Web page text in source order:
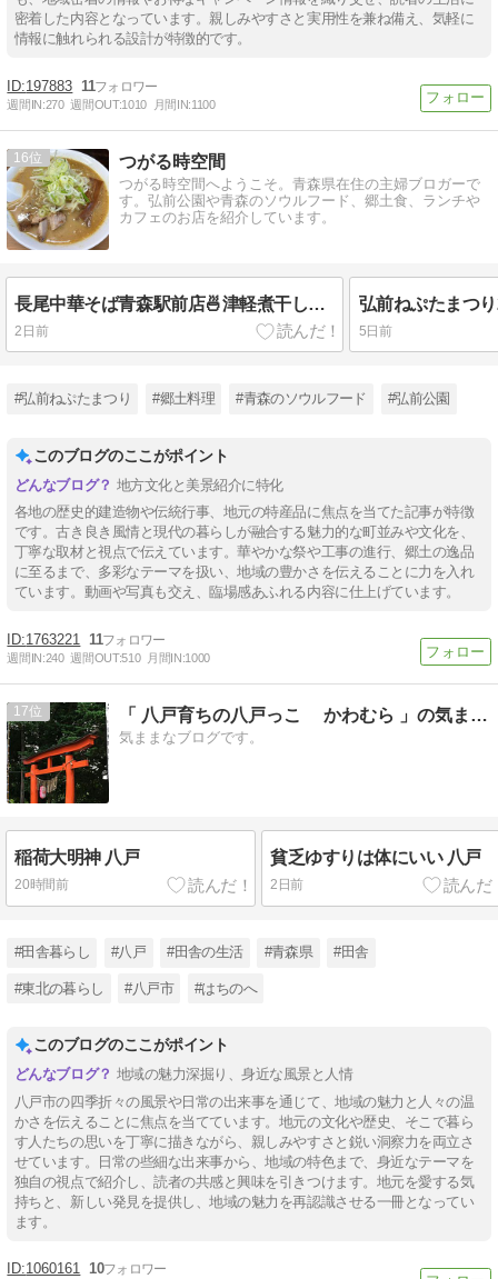
密着した内容となっています。親しみやすさと実用性を兼ね備え、気軽に
情報に触れられる設計が特徴的です。
197883 11
週間IN:270 週間OUT:1010 月間IN:1100
16 つがる時空間
つがる時空間へようこそ。青森県在住の主婦ブロガーで
す。弘前公園や青森のソウルフード、郷土食、ランチや
カフェのお店を紹介しています。
長尾中華そば青森駅前店🍜津軽煮干し系ラーメン
2日前 5日前
#弘前ねぷたまつり #郷土料理 #青森のソウルフード #弘前公園
このブログのここがポイント
地方文化と美景紹介に特化
各地の歴史的建造物や伝統行事、地元の特産品に焦点を当てた記事が特徴
です。古き良き風情と現代の暮らしが融合する魅力的な町並みや文化を、
丁寧な取材と視点で伝えています。華やかな祭や工事の進行、郷土の逸品
に至るまで、多彩なテーマを扱い、地域の豊かさを伝えることに力を入れ
ています。動画や写真も交え、臨場感あふれる内容に仕上げています。
1763221 11
週間IN:240 週間OUT:510 月間IN:1000
17 「 八戸育ちの八戸っこ かわむら 」の気ままブログ
気ままなブログです。
稲荷大明神 八戸
20時間前
貧乏ゆすりは体にいい 八戸
2日前
#田舎暮らし #八戸 #田舎の生活 #青森県 #田舎
#東北の暮らし #八戸市 #はちのへ
このブログのここがポイント
地域の魅力深掘り、身近な風景と人情
八戸市の四季折々の風景や日常の出来事を通じて、地域の魅力と人々の温
かさを伝えることに焦点を当てています。地元の文化や歴史、そこで暮ら
す人たちの思いを丁寧に描きながら、親しみやすさと鋭い洞察力を両立さ
せています。日常の些細な出来事から、地域の特色まで、身近なテーマを
独自の視点で紹介し、読者の共感と興味を引きつけます。地元を愛する気
持ちと、新しい発見を提供し、地域の魅力を再認識させる一冊となってい
ます。
1060161 10